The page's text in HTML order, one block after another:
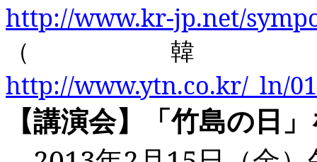
http://www.kr-jp.net/
（韓
http://www.ytn.co.kr/_ln/
【講演会】「竹島の日